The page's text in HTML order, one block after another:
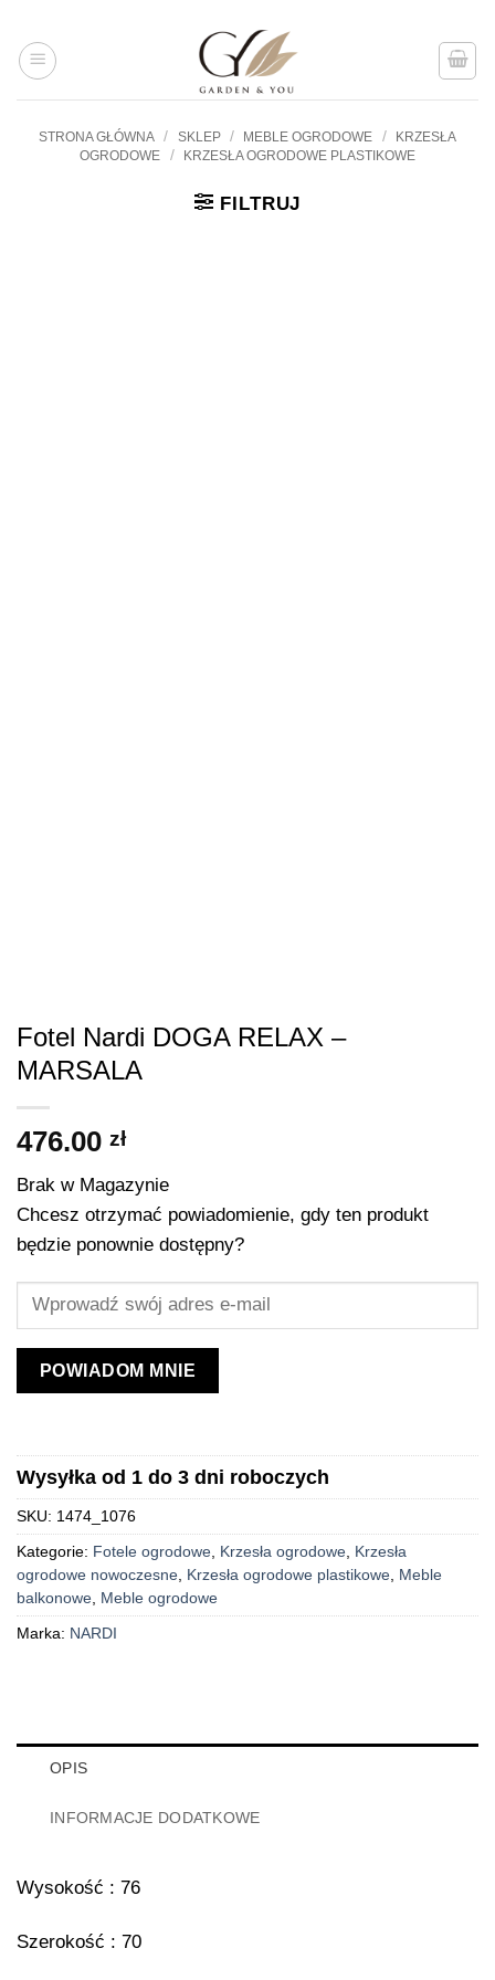
treści
STRONA GŁÓWNA / SKLEP / MEBLE OGRODOWE /
KRZESŁA
OGRODOWE
/ KRZESŁA OGRODOWE PLASTIKOWE
FILTRUJ
Fotel Nardi DOGA RELAX –
MARSALA
476.00 zł
Brak w Magazynie
Chcesz otrzymać powiadomienie, gdy ten produkt
będzie ponownie dostępny?
POWIADOM MNIE
Wysyłka od 1 do 3 dni roboczych
SKU: 1474_1076
Kategorie: Fotele ogrodowe, Krzesła ogrodowe, Krzesła
ogrodowe nowoczesne, Krzesła ogrodowe plastikowe, Meble
balkonowe, Meble ogrodowe
Marka: NARDI
OPIS
INFORMACJE DODATKOWE
Wysokość : 76
Szerokość : 70